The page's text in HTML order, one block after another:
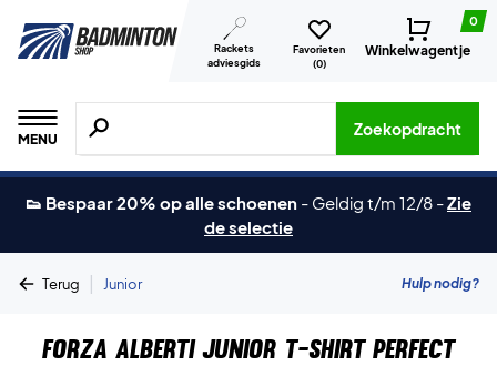
Rackets
adviesgids
Favorieten
(0)
0
Winkelwagentje
MENU
Zoeken naar producten, merken etc.
Zoekopdracht
👟 Bespaar 20% op alle schoenen - Geldig t/m 12/8 -Zie
de selectie
Terug | Junior Hulp nodig?
Forza Alberti Junior T-shirt Perfect